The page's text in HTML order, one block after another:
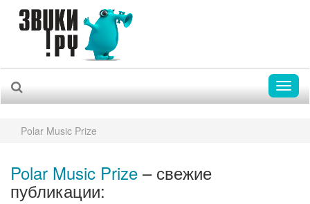
Polar Music Prize
Polar Music Prize – свежие
публикации: